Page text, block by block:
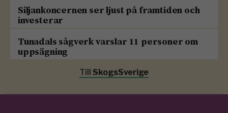
Siljankoncernen ser ljust på framtiden och
investerar
Tunadals sågverk varslar 11 personer om
uppsägning
Till SkogsSverige